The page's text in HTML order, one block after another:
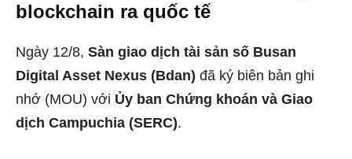
blockchain ra quốc tế
Ngày 12/8, Sàn giao dịch tài sản số Busan
Digital Asset Nexus (Bdan) đã ký biên bản ghi
nhớ (MOU) với Ủy ban Chứng khoán và Giao
dịch Campuchia (SERC).